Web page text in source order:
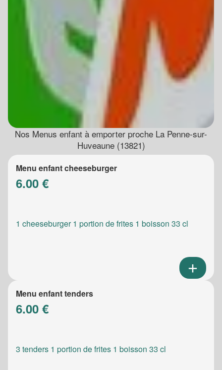
Nos Menus enfant à emporter proche La Penne-sur-
Huveaune (13821)
Menu enfant cheeseburger
6.00 €
1 cheeseburger 1 portion de frites 1 boisson 33 cl
Menu enfant tenders
6.00 €
3 tenders 1 portion de frites 1 boisson 33 cl